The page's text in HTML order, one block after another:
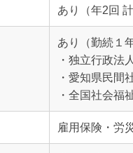
あり（年2回
あり（勤続１
・独立行政法
・愛知県民間
・全国社会福
雇用保険・労